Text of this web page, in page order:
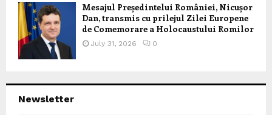
Mesajul Președintelui României, Nicușor
Dan, transmis cu prilejul Zilei Europene
de Comemorare a Holocaustului Romilor
July 31, 2026 0
Newsletter